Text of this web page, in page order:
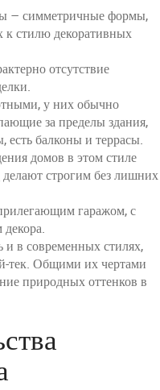
– симметричные формы,
к стилю декоративных
отсутствие
у них обычно
за пределы здания,
есть балконы и террасы.
домов в этом стиле
строгим без лишних
гаражом, с
в современных стилях,
тек. Общими их чертами
природных оттенков в